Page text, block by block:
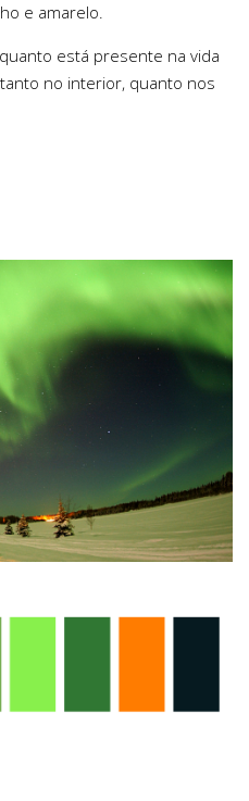
e amarelo.
está presente na vida
no interior, quanto nos